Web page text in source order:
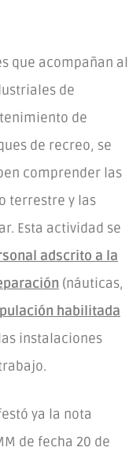
que acompañan al
de
de
de recreo, se
comprender las
terrestre y las
Esta actividad se
adscrito a la
(náuticas,
habilitada
instalaciones
ya la nota
de fecha 20 de